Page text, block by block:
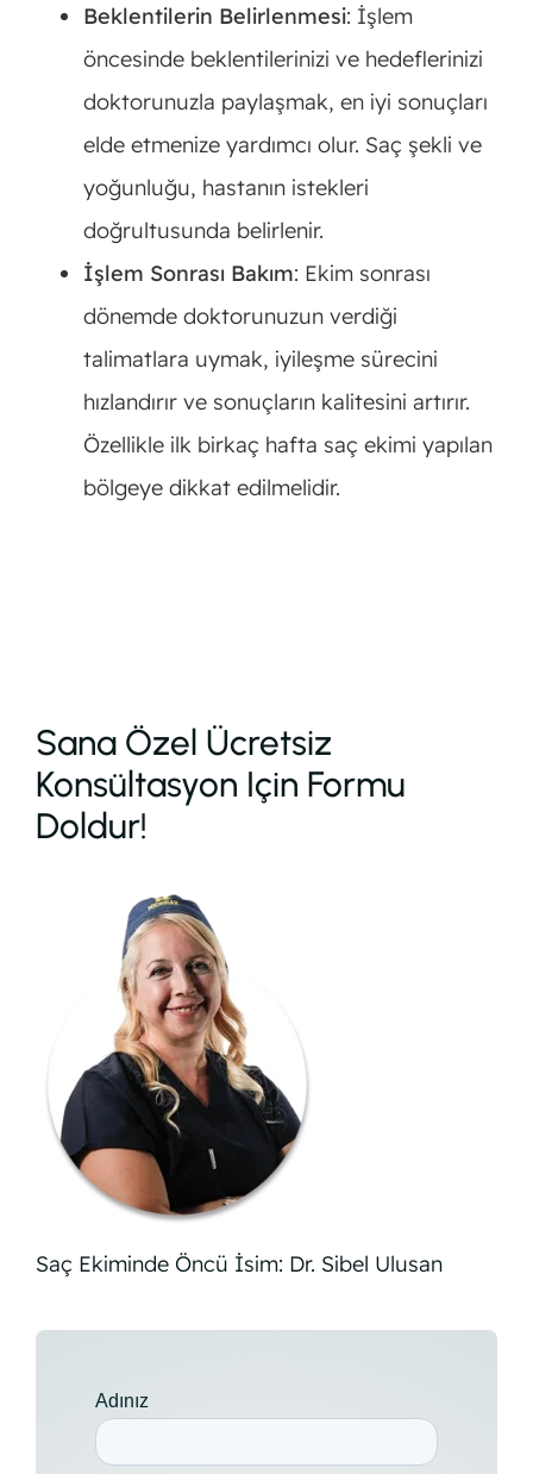
Beklentilerin Belirlenmesi: İşlem
öncesinde beklentilerinizi ve hedeflerinizi
doktorunuzla paylaşmak, en iyi sonuçları
elde etmenize yardımcı olur. Saç şekli ve
yoğunluğu, hastanın istekleri
doğrultusunda belirlenir.
İşlem Sonrası Bakım: Ekim sonrası
dönemde doktorunuzun verdiği
talimatlara uymak, iyileşme sürecini
hızlandırır ve sonuçların kalitesini artırır.
Özellikle ilk birkaç hafta saç ekimi yapılan
bölgeye dikkat edilmelidir.
Sana Özel Ücretsiz
Konsültasyon Için Formu
Doldur!
Saç Ekiminde Öncü İsim: Dr. Sibel Ulusan